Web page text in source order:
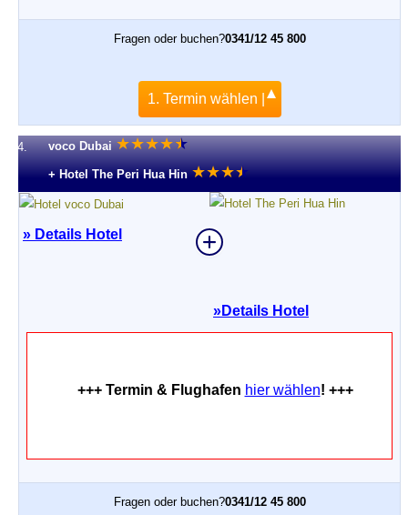
Fragen oder buchen?0341/12 45 800
1. Termin wählen |
4. voco Dubai ★★★★★
★
+ Hotel The Peri Hua Hin ★★★★
★
» Details Hotel
»Details Hotel
+++ Termin & Flughafen hier wählen! +++
Fragen oder buchen?0341/12 45 800